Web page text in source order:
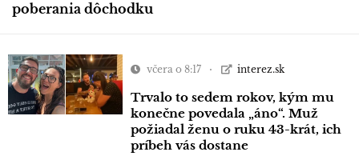
poberania dôchodku
včera o 8:17 interez.sk
Trvalo to sedem rokov, kým mu
konečne povedala „áno“. Muž
požiadal ženu o ruku 43-krát, ich
príbeh vás dostane